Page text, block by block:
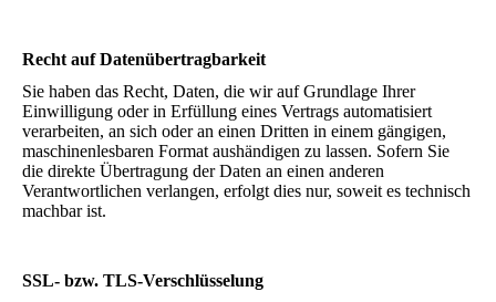
Recht auf Datenübertragbarkeit
Sie haben das Recht, Daten, die wir auf Grundlage Ihrer
Einwilligung oder in Erfüllung eines Vertrags automatisiert
verarbeiten, an sich oder an einen Dritten in einem gängigen,
maschinenlesbaren Format aushändigen zu lassen. Sofern Sie
die direkte Übertragung der Daten an einen anderen
Verantwortlichen verlangen, erfolgt dies nur, soweit es technisch
machbar ist.
SSL- bzw. TLS-Verschlüsselung